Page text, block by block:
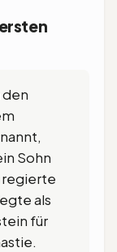
Sohn
regierte
als
für